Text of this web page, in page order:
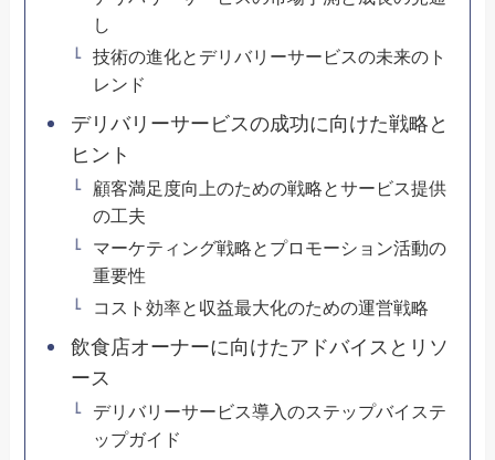
し
技術の進化とデリバリーサービスの未来のト
レンド
デリバリーサービスの成功に向けた戦略と
ヒント
顧客満足度向上のための戦略とサービス提供
の工夫
マーケティング戦略とプロモーション活動の
重要性
コスト効率と収益最大化のための運営戦略
飲食店オーナーに向けたアドバイスとリソ
ース
デリバリーサービス導入のステップバイステ
ップガイド